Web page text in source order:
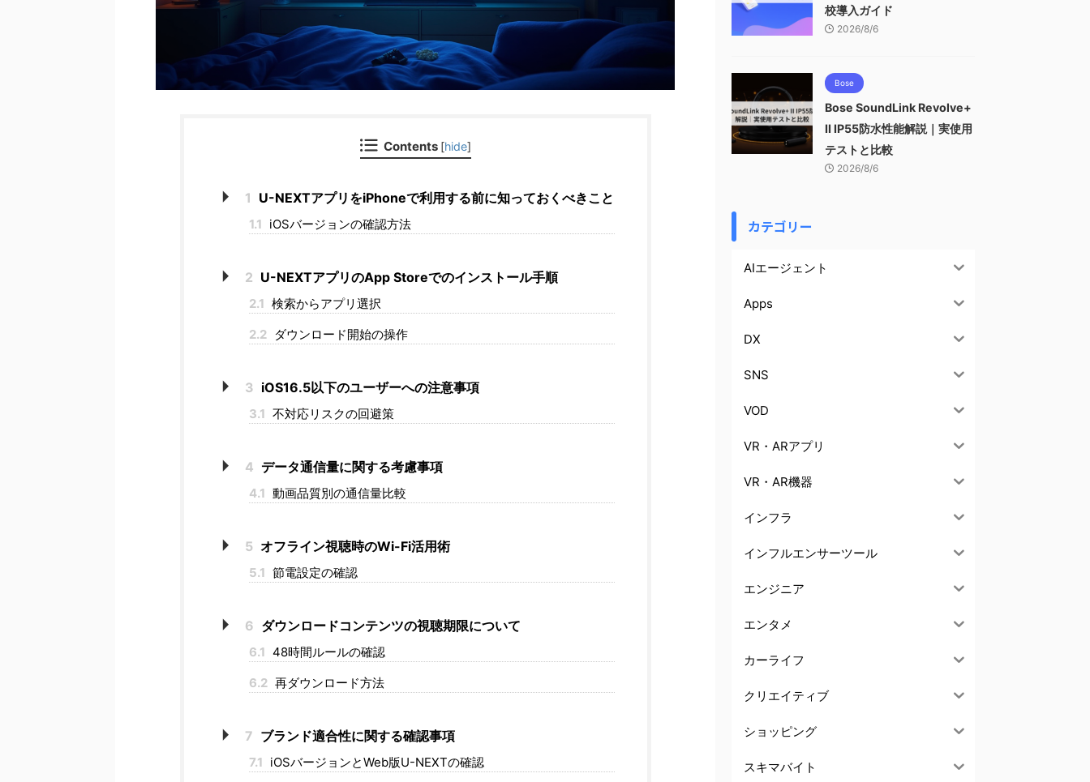
Contents [hide]
1 U-NEXTアプリをiPhoneで利用する前に知っておくべきこと
1.1 iOSバージョンの確認方法
2 U-NEXTアプリのApp Storeでのインストール手順
2.1 検索からアプリ選択
2.2
ダウンロード開始の操作
3 iOS16.5以下のユーザーへの注意事項
3.1 不対応リスクの回避策
4 データ通信量に関する考慮事項
4.1 動画品質別の通信量比較
5 オフライン視聴時のWi-Fi活用術
5.1 節電設定の確認
6 ダウンロードコンテンツの視聴期限について
6.1 48時間ルールの確認
6.2 再ダウンロード方法
7 ブランド適合性に関する確認事項
7.1 iOSバージョンとWeb版U-NEXTの確認
校導入ガイド
2026/8/6
Bose
Bose SoundLink Revolve+
II IP55防水性能解説｜実使用
テストと比較
2026/8/6
カテゴリー
AIエージェント
Apps
DX
SNS
VOD
VR・ARアプリ
VR・AR機器
インフラ
インフルエンサーツール
エンジニア
エンタメ
カーライフ
クリエイティブ
ショッピング
スキマバイト